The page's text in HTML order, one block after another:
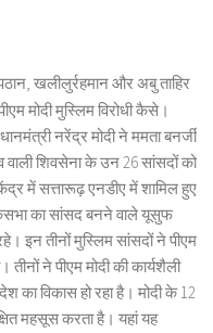
खलीलुर्रहमान और अबु ताहिर
मोदी मुस्लिम विरोधी कैसे।
नरेंद्र मोदी ने ममता बनर्जी
शिवसेना के उन 26 सांसदों को
में सत्तारूढ़ एनडीए में शामिल हुए
का सांसद बनने वाले यूसुफ
इन तीनों मुस्लिम सांसदों ने पीएम
ने पीएम मोदी की कार्यशैली
का विकास हो रहा है। मोदी के 12
महसूस करता है। यहां यह